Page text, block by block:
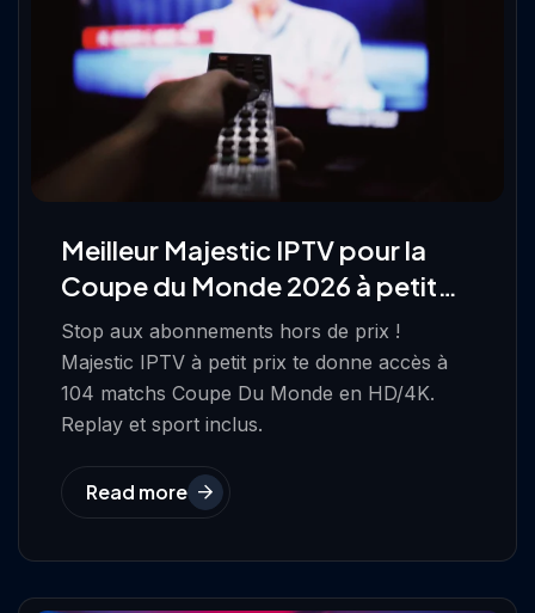
Meilleur Majestic IPTV pour la
Coupe du Monde 2026 à petit
prix
Stop aux abonnements hors de prix !
Majestic IPTV à petit prix te donne accès à
104 matchs Coupe Du Monde en HD/4K.
Replay et sport inclus.
Read more